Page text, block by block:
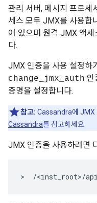
관리 서버, 메시지 프로
세스 모두 JMX를 사용합
어 있으며 원격 JMX 액세
다.
JMX 인증을 사용 설정하
change_jmx_auth 인
증명을 설정합니다.
참고: Cassandra에 JMX
Cassandra를 참고하세요.
JMX 인증을 사용하려면
>  /<inst_root>/